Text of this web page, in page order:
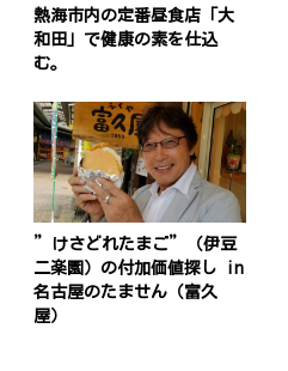
熱海市内の定番昼食店「大
和田」で健康の素を仕込
む。
”けさどれたまご”（伊豆
二楽園）の付加価値探し in
名古屋のたません（富久
屋）